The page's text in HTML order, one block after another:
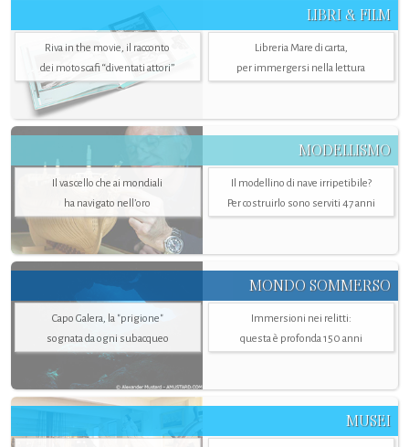
LIBRI & FILM
Riva in the movie, il racconto
dei motoscafi “diventati attori”
Libreria Mare di carta,
per immergersi nella lettura
MODELLISMO
Il vascello che ai mondiali
ha navigato nell’oro
Il modellino di nave irripetibile?
Per costruirlo sono serviti 47 anni
MONDO SOMMERSO
Capo Galera, la "prigione"
sognata da ogni subacqueo
Immersioni nei relitti:
questa è profonda 150 anni
MUSEI